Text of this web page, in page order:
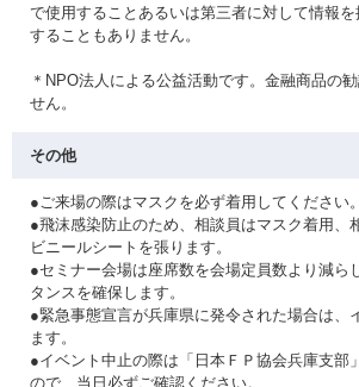
で使用することあるいは第三者に対して情報
することもありません。
＊NPO法人による公益活動です。金融商品の
せん。
その他
●ご来場の際はマスクを必ず着用してください。
●飛沫感染防止のため、相談員はマスク着用、
ビニールシートを張ります。
●セミナー会場は座席数を会場定員数より減ら
タンスを確保します。
●緊急事態宣言が兵庫県に発令された場合は、
ます。
●イベント中止の際は「日本ＦＰ協会兵庫支部
ので、当日必ずご確認ください。